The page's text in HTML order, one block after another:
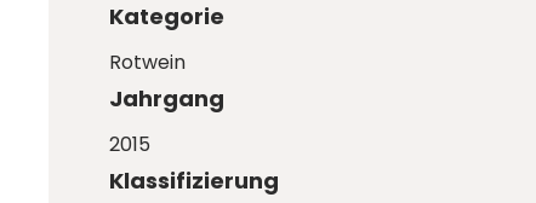
Kategorie
Rotwein
Jahrgang
2015
Klassifizierung